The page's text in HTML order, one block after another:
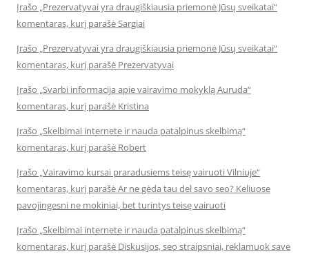
Įrašo „Prezervatyvai yra draugiškiausia priemonė Jūsų sveikatai“
komentaras, kurį parašė Sargiai
Įrašo „Prezervatyvai yra draugiškiausia priemonė Jūsų sveikatai“
komentaras, kurį parašė Prezervatyvai
Įrašo „Svarbi informacija apie vairavimo mokyklą Auruda“
komentaras, kurį parašė Kristina
Įrašo „Skelbimai internete ir nauda patalpinus skelbimą“
komentaras, kurį parašė Robert
Įrašo „Vairavimo kursai praradusiems teisę vairuoti Vilniuje“
komentaras, kurį parašė Ar ne gėda tau del savo seo? Keliuose
pavojingesni ne mokiniai, bet turintys teisę vairuoti
Įrašo „Skelbimai internete ir nauda patalpinus skelbimą“
komentaras, kurį parašė Diskusijos, seo straipsniai, reklamuok save